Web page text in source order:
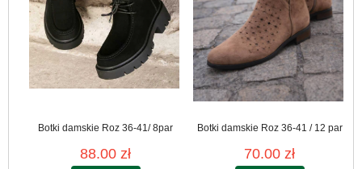
Botki damskie Roz 36-41/ 8par
88.00 zł
Botki damskie Roz 36-41 / 12 par
70.00 zł